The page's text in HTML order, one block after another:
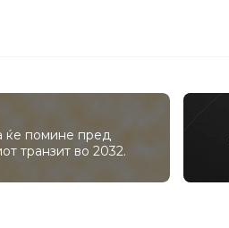
ќе помине пред
транзит во 2032.